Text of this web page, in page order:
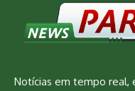
Notícias em tempo real,